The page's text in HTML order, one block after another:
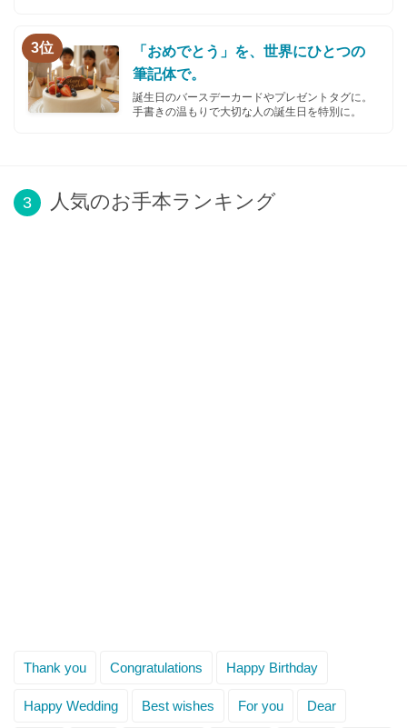
3位
「おめでとう」を、世界にひとつの
筆記体で。
誕生日のバースデーカードやプレゼントタグに。
手書きの温もりで大切な人の誕生日を特別に。
3 人気のお手本ランキング
Thank you Congratulations Happy Birthday
Happy Wedding Best wishes For you Dear